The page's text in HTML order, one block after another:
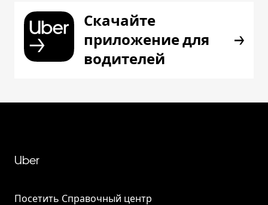
Скачайте
приложение для
водителей
Uber
Посетить Справочный центр